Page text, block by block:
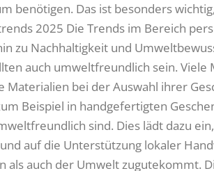
benötigen. Das ist besonders
2025 Die Trends im Bereich
zu Nachhaltigkeit und
auch umweltfreundlich sein.
Materialien bei der Auswahl ihrer
Beispiel in handgefertigten
sind. Dies lädt dazu
auf die Unterstützung lokaler
als auch der Umwelt zugutekommt.